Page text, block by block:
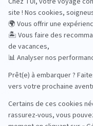
Road Trips
Safari
Sénior